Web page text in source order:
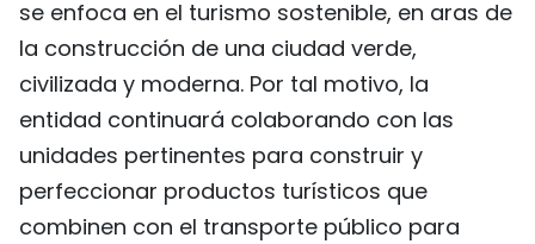
se enfoca en el turismo sostenible, en aras de
la construcción de una ciudad verde,
civilizada y moderna. Por tal motivo, la
entidad continuará colaborando con las
unidades pertinentes para construir y
perfeccionar productos turísticos que
combinen con el transporte público para